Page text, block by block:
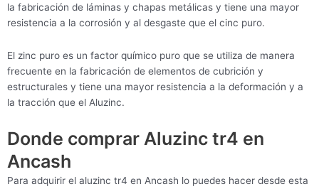
la fabricación de láminas y chapas metálicas y tiene una mayor
resistencia a la corrosión y al desgaste que el cinc puro.
El zinc puro es un factor químico puro que se utiliza de manera
frecuente en la fabricación de elementos de cubrición y
estructurales y tiene una mayor resistencia a la deformación y a
la tracción que el Aluzinc.
Donde comprar Aluzinc tr4 en
Ancash
Para adquirir el aluzinc tr4 en Ancash lo puedes hacer desde esta